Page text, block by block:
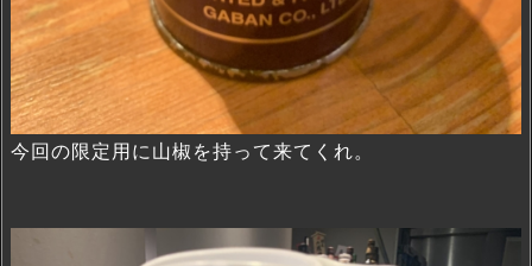
今回の限定用に山椒を持って来てくれ。